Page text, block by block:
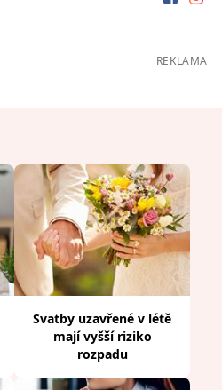
REKLAMA
Svatby uzavřené v létě
mají vyšší riziko
rozpadu